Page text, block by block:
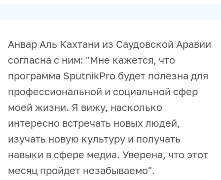
Анвар Аль Кахтани из Саудовской Аравии
согласна с ним: "Мне кажется, что
программа SputnikPro будет полезна для
профессиональной и социальной сфер
моей жизни. Я вижу, насколько
интересно встречать новых людей,
изучать новую культуру и получать
навыки в сфере медиа. Уверена, что этот
месяц пройдет незабываемо".